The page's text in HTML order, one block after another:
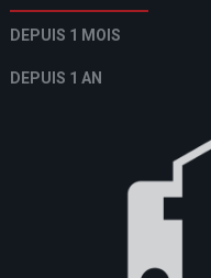
DEPUIS 1 MOIS
DEPUIS 1 AN